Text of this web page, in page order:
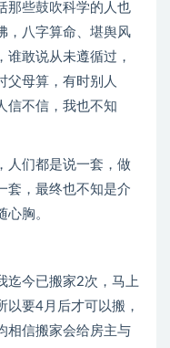
那些鼓吹科学的人也
，八字算命、堪舆风
敢说从未遵循过，
父母算，有时别人
信不信，我也不知
人们都是说一套，做
套，最终也不知是介
胸。
迄今已搬家2次，马上
以要4月后才可以搬，
相信搬家会给房主与